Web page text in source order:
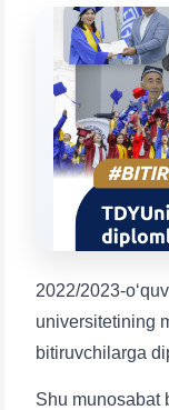
2022/2023-
universitetining
bitiruvchilarga
Shu munosabat
chatda qoldiring.
Mavzuni tanlang
savollar chiqadi:
5. To'lov-
7. Call-center (4)